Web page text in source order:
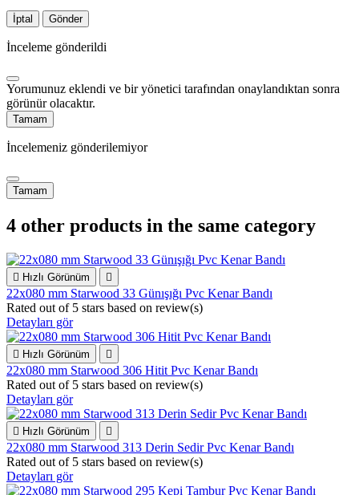
İptal Gönder
İnceleme gönderildi
Yorumunuz eklendi ve bir yönetici tarafından onaylandıktan sonra
görünür olacaktır.
Tamam
İncelemeniz gönderilemiyor
Tamam
4 other products in the same category
 Hızlı Görünüm 
22x080 mm Starwood 33 Günışığı Pvc Kenar Bandı
Rated out of 5 stars based on review(s)
Detayları gör
 Hızlı Görünüm 
22x080 mm Starwood 306 Hitit Pvc Kenar Bandı
Rated out of 5 stars based on review(s)
Detayları gör
 Hızlı Görünüm 
22x080 mm Starwood 313 Derin Sedir Pvc Kenar Bandı
Rated out of 5 stars based on review(s)
Detayları gör